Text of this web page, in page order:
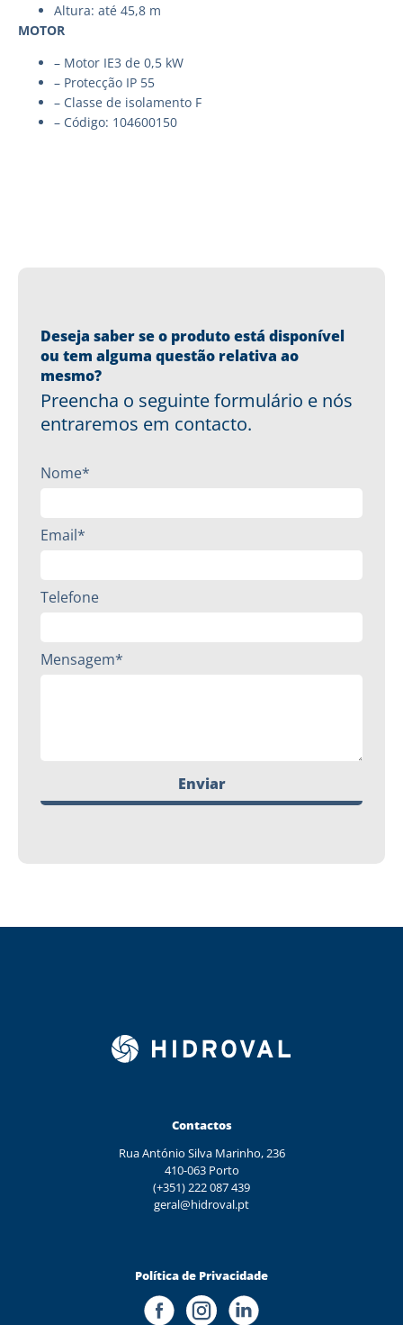
Altura: até 45,8 m
MOTOR
– Motor IE3 de 0,5 kW
– Protecção IP 55
– Classe de isolamento F
– Código: 104600150
Deseja saber se o produto está disponível
ou tem alguma questão relativa ao
mesmo?
Preencha o seguinte formulário e nós
entraremos em contacto.
Nome*
Email*
Telefone
Mensagem*
Enviar
Contactos
Rua António Silva Marinho, 236
410-063 Porto
(+351) 222 087 439
geral@hidroval.pt
Política de Privacidade